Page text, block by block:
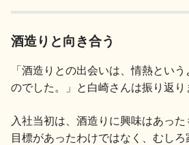
地酒川柳 地酒小
酒造りと向き合う
「酒造りとの出会いは、情熱とい
のでした。」と白崎さんは振り返り
入社当初は、酒造りに興味はあっ
目標があったわけではなく、むし